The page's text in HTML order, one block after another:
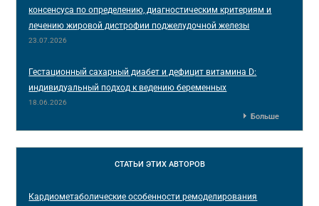
консенсуса по определению, диагностическим критериям и
лечению жировой дистрофии поджелудочной железы
23.07.2026
Гестационный сахарный диабет и дефицит витамина D:
индивидуальный подход к ведению беременных
18.06.2026
Больше
СТАТЬИ ЭТИХ АВТОРОВ
Кардиометаболические особенности ремоделирования